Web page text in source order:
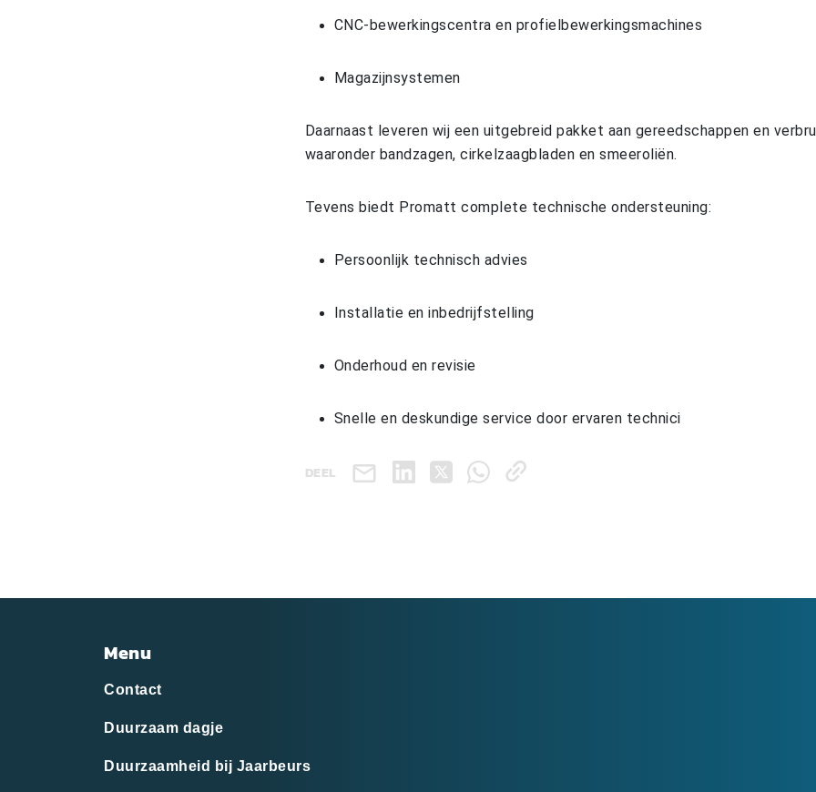
CNC-bewerkingscentra en profielbewerkingsmachines
Magazijnsystemen
Daarnaast leveren wij een uitgebreid pakket aan gereedschappen en
waaronder bandzagen, cirkelzaagbladen en smeeroliën.
Tevens biedt Promatt complete technische ondersteuning:
Persoonlijk technisch advies
Installatie en inbedrijfstelling
Onderhoud en revisie
Snelle en deskundige service door ervaren technici
DEEL
Menu
Contact
Duurzaam dagje
Duurzaamheid bij Jaarbeurs